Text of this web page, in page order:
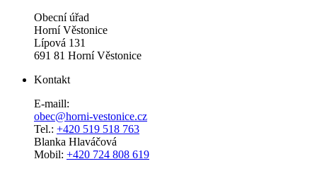
Obecní úřad
Horní Věstonice
Lípová 131
691 81 Horní Věstonice
Kontakt
E-maill:
obec@horni-vestonice.cz
Tel.: +420 519 518 763
Blanka Hlaváčová
Mobil: +420 724 808 619